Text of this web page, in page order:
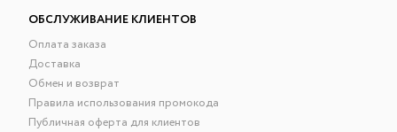
ОБСЛУЖИВАНИЕ КЛИЕНТОВ
Оплата заказа
Доставка
Обмен и возврат
Правила использования промокода
Публичная оферта для клиентов